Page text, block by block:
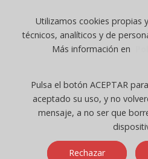
Todos los derechos
©selfpaper.com, y las webs de
Registro Mercantil de
Tomo 7263, Libro 4565, Folio 1,
Móvil / Tablet - Bot mozilla/5.0
applewebkit/537.36 (khtml, like gecko)
Utilizamos cookies propias
técnicos, analíticos y de
Más información en
Pulsa el botón ACEPTAR
aceptado su uso, y no
mensaje, a no ser que
Rechazar